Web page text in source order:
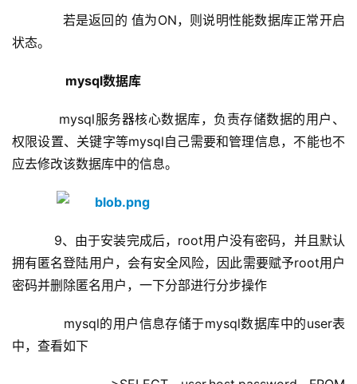
若是返回的 值为ON，则说明性能数据库正常开启
状态。
mysql数据库
mysql服务器核心数据库，负责存储数据的用户、
权限设置、关键字等mysql自己需要和管理信息，不能也不
应去修改该数据库中的信息。
9、由于安装完成后，root用户没有密码，并且默认
拥有匿名登陆用户，会有安全风险，因此需要赋予root用户
密码并删除匿名用户，一下分部进行分步操作
mysql的用户信息存储于mysql数据库中的user表
中，查看如下